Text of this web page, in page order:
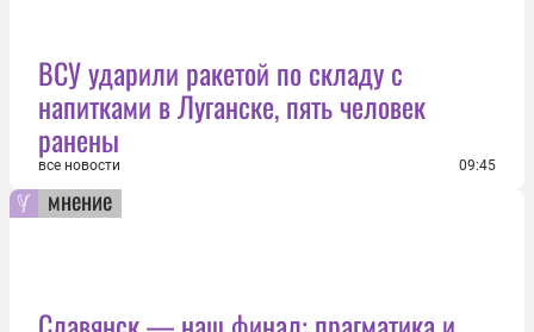
ВСУ ударили ракетой по складу с
напитками в Луганске, пять человек
ранены
все новости 09:45
мнение